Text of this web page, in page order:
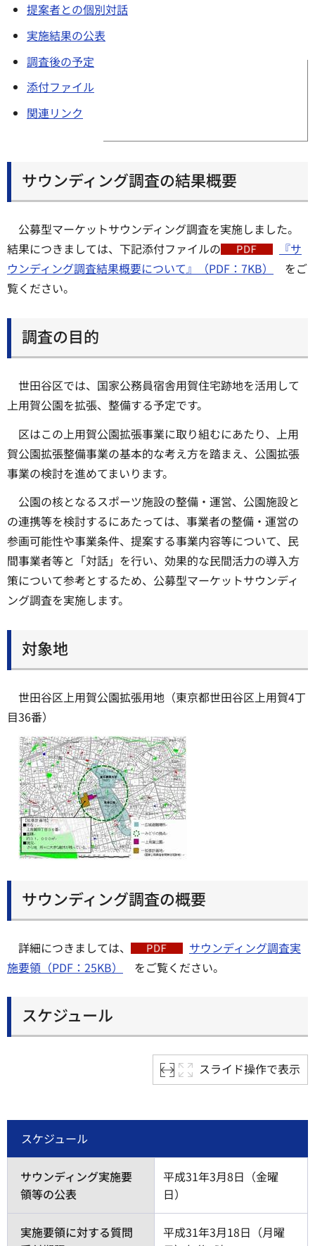
提案者との個別対話
実施結果の公表
調査後の予定
添付ファイル
関連リンク
サウンディング調査の結果概要
公募型マーケットサウンディング調査を実施しました。
結果につきましては、下記添付ファイルの
『サ
ウンディング調査結果概要について』（PDF：7KB）
をご
覧ください。
調査の目的
世田谷区では、国家公務員宿舎用賀住宅跡地を活用して
上用賀公園を拡張、整備する予定です。
区はこの上用賀公園拡張事業に取り組むにあたり、上用
賀公園拡張整備事業の基本的な考え方を踏まえ、公園拡張
事業の検討を進めてまいります。
公園の核となるスポーツ施設の整備・運営、公園施設と
の連携等を検討するにあたっては、事業者の整備・運営の
参画可能性や事業条件、提案する事業内容等について、民
間事業者等と「対話」を行い、効果的な民間活力の導入方
策について参考とするため、公募型マーケットサウンディ
ング調査を実施します。
対象地
世田谷区上用賀公園拡張用地（東京都世田谷区上用賀4丁
目36番）
サウンディング調査の概要
詳細につきましては、
サウンディング調査実
施要領（PDF：25KB）
をご覧ください。
スケジュール
スライド操作で表示
スケジュール
サウンディング実施要
領等の公表
平成31年3月8日（金曜
日）
実施要領に対する質問
平成31年3月18日（月曜